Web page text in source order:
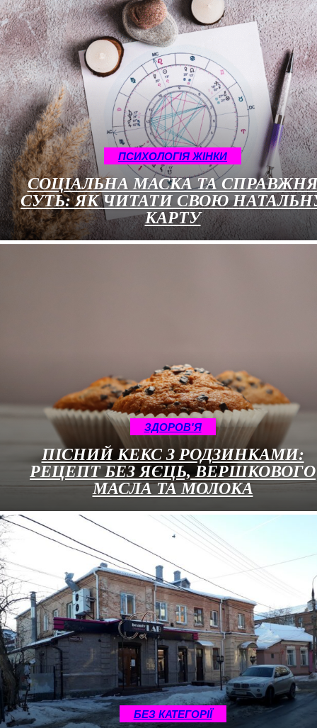
ПСИХОЛОГІЯ ЖІНКИ
СОЦІАЛЬНА МАСКА ТА
СУТЬ: ЯК ЧИТАТИ СВОЮ
КАРТУ
ЗДОРОВ'Я
ПІСНИЙ КЕКС З РОДЗИНКАМИ:
РЕЦЕПТ БЕЗ ЯЄЦЬ, ВЕРШКОВОГО
МАСЛА ТА МОЛОКА
БЕЗ КАТЕГОРІЇ